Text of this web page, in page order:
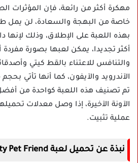
مهكرة أكثر من رائعة، فإن المؤثرات
خاصة من البهجة والسعادة، لن يمل
بهذه اللعبة على الإطلاق، وذلك
أكثر تجديدا، يمكن لعبها بصورة مفردة
والتنافس للاعتناء بالقط كيتي
الآندرويد والآيفون، كما أنها تأتي
تم تصنيف هذه اللعبة كواحدة من
عملية تثبيت.
نبذة عن تحميل لعبة Kitty Pet Friend مهكرة